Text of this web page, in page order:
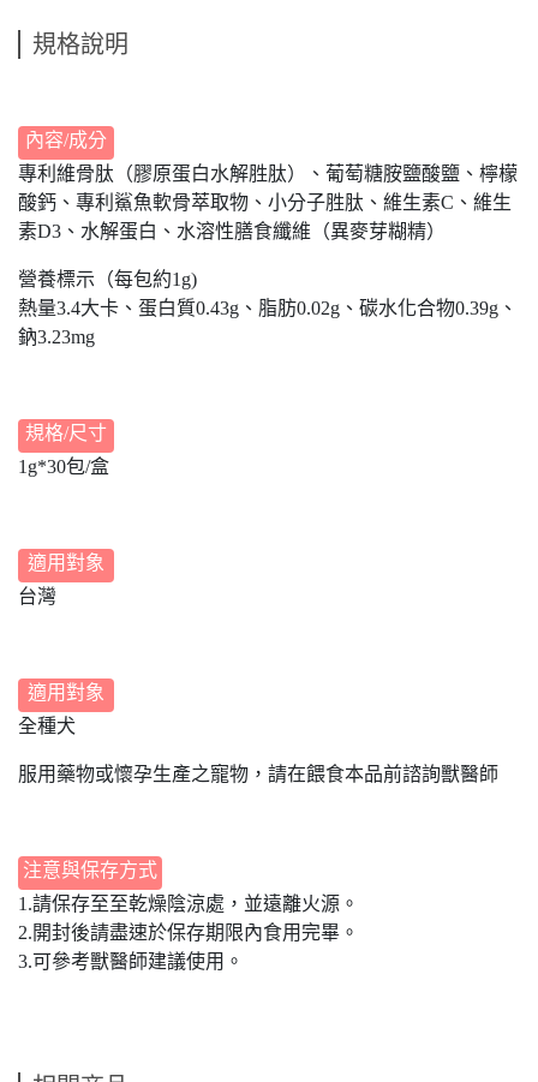
規格說明
內容/成分
專利維骨肽（膠原蛋白水解胜肽）、葡萄糖胺鹽酸鹽、檸檬
酸鈣、專利鯊魚軟骨萃取物、小分子胜肽、維生素C、維生
素D3、水解蛋白、水溶性膳食纖維（異麥芽糊精）
營養標示（每包約1g)
熱量3.4大卡、蛋白質0.43g、脂肪0.02g、碳水化合物0.39g、
鈉3.23mg
規格/尺寸
1g*30包/盒
適用對象
台灣
適用對象
全種犬
服用藥物或懷孕生產之寵物，請在餵食本品前諮詢獸醫師
注意與保存方式
1.請保存至至乾燥陰涼處，並遠離火源。
2.開封後請盡速於保存期限內食用完畢。
3.可參考獸醫師建議使用。